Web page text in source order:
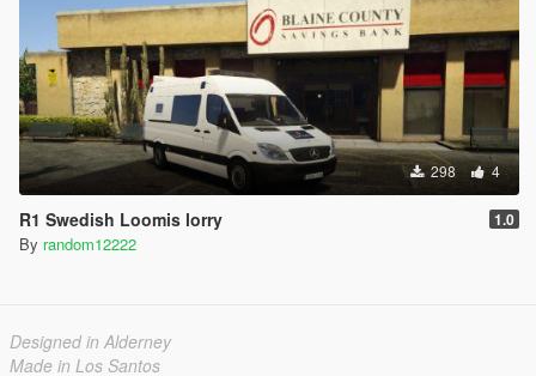
298 4
R1 Swedish Loomis lorry 1.0
By random12222
Designed in Alderney
Made in Los Santos